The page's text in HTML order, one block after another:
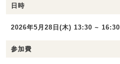
日時
2026年5月28日(木) 13:30 ~ 16:30
参加費